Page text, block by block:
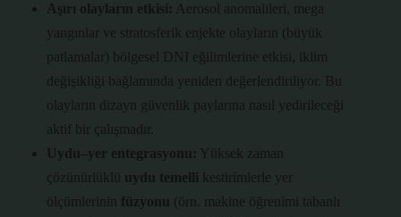
Aşırı olayların etkisi: Aerosol anomalileri
, mega
yangınlar ve stratosferik enjekte olayların (büyük
patlamalar) bölgesel DNI eğilimlerine etkisi, iklim
değişikliği bağlamında yeniden değerlendiriliyor. Bu
olayların dizayn güvenlik paylarına nasıl yedirileceği
aktif bir çalışmadır.
Uydu–yer entegrasyonu: Yüksek zaman
çözünürlüklü uydu temelli kestirimlerle yer
ölçümlerinin füzyonu (örn. makine öğrenimi tabanlı